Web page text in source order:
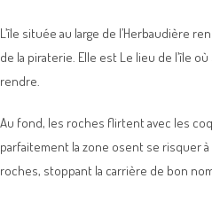
L’île située au large de l’Herbaudière
de la piraterie. Elle est Le lieu de l’île
rendre.
Au fond, les roches flirtent avec les
parfaitement la zone osent se risquer
roches, stoppant la carrière de bon